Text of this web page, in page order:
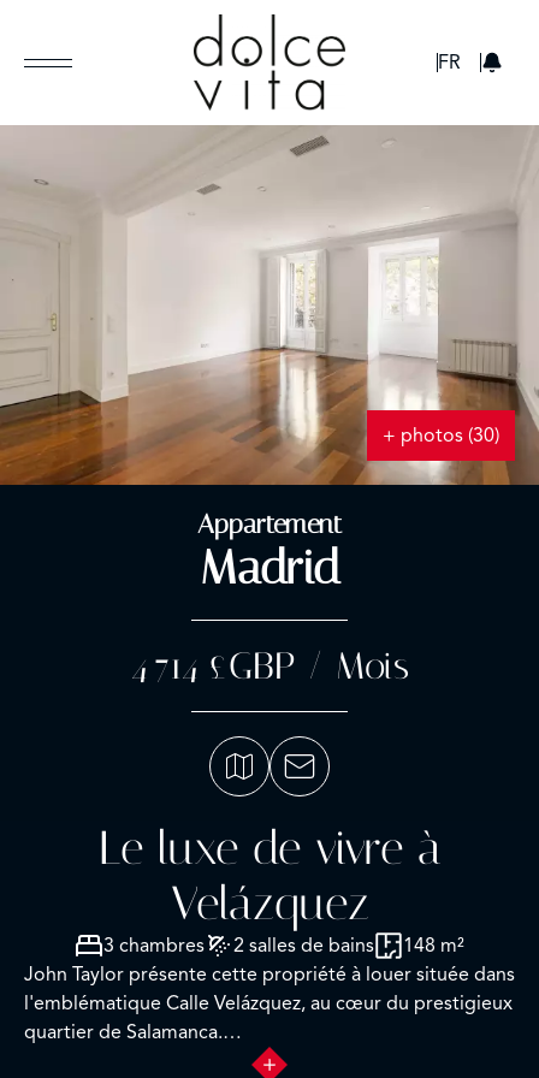
FR
+ photos (30)
Appartement
Madrid
4 714 £GBP / Mois
Le luxe de vivre à
Velázquez
3 chambres 2 salles de bains
148 m²
John Taylor présente cette propriété à louer située dans
l'emblématique Calle Velázquez, au cœur du prestigieux
quartier de Salamanca.